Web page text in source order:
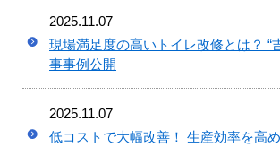
2025.11.07
現場満足度の高いトイレ改修とは？ “
事事例公開
2025.11.07
低コストで大幅改善！ 生産効率を高